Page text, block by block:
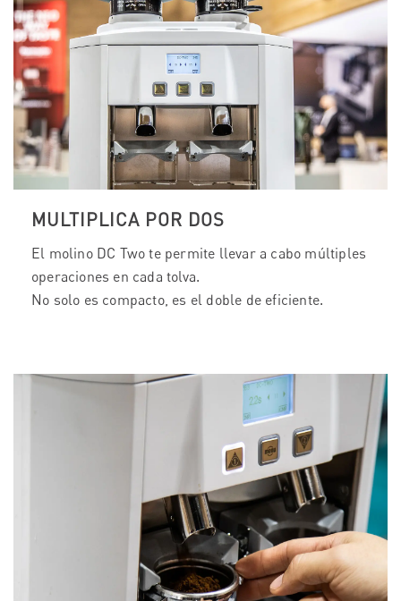
MULTIPLICA POR DOS
El molino DC Two te permite llevar a cabo múltiples
operaciones en cada tolva.
No solo es compacto, es el doble de eficiente.